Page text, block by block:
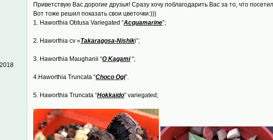
Приветствую Вас дорогие друзья! Сразу хочу поблагодарить Вас за то, что
Вот тоже решил показать свои цветочки:)))
1. Haworthia Obtusa Variegated “Acquamarine”;
2. Haworthia cv «Takaragosa-Nishiki”;
3. Haworthia Maughanii “O Kagami“;
4.Haworthia Truncata “Choco Ogi”.
5. Haworthia Truncata “Hokkaido” variegated;